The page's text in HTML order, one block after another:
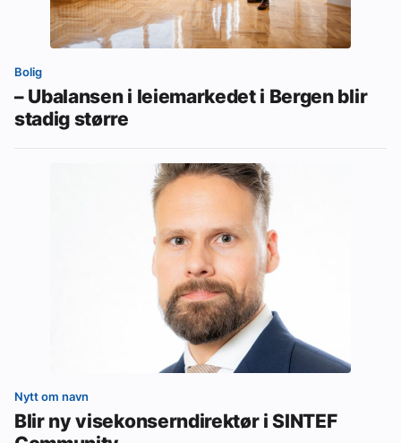
Bolig
– Ubalansen i leiemarkedet i Bergen blir
stadig større
Nytt om navn
Blir ny visekonserndirektør i SINTEF